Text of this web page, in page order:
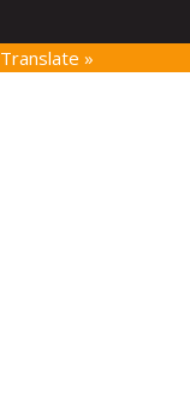
Translate »